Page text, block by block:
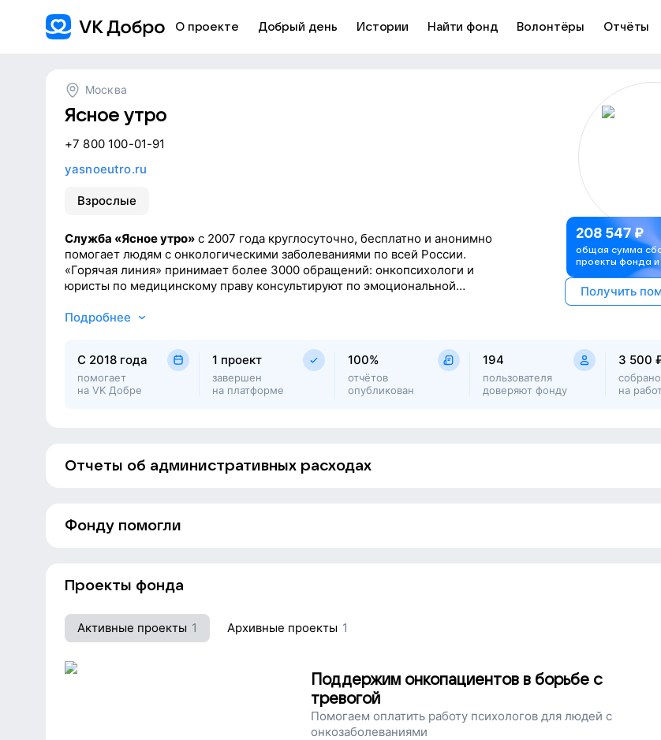
О проекте Добрый день Истории Найти фонд Волонтёры Отчёты
Москва
Ясное утро
+7 800 100-01-91
yasnoeutro.ru
Взрослые
Служба «Ясное утро» с 2007 года круглосуточно, бесплатно и анонимно
помогает людям с онкологическими заболеваниями по всей России.
«Горячая линия» принимает более 3000 обращений: онкопсихологи и
юристы по медицинскому праву консультируют по эмоциональной
консультации, обучающие программы и курсы повышения квалификации
для специалистов, а также выпускает полезные материалы для пациентов
и их близких.
Подробнее
208 547₽
общая сумма
проекты фонда и
Получить
C 2018 года
помогает
на VK Добре
1 проект
завершен
на платформе
100%
отчётов
опубликован
194
пользователя
доверяют фонду
3 500
собрано
на
Отчеты об административных расходах
Фонду помогли
Афанасьева
Татьяна
Афанасьева
Афанасьева
Проекты фонда
Активные проекты 1 Архивные проекты 1
Поддержим онкопациентов в борьбе с
тревогой
Помогаем оплатить работу психологов для людей с
онкозаболеваниями